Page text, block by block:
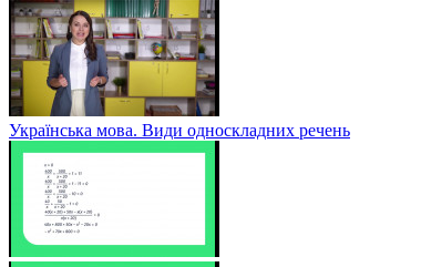
Українська мова. Види односкладних речень